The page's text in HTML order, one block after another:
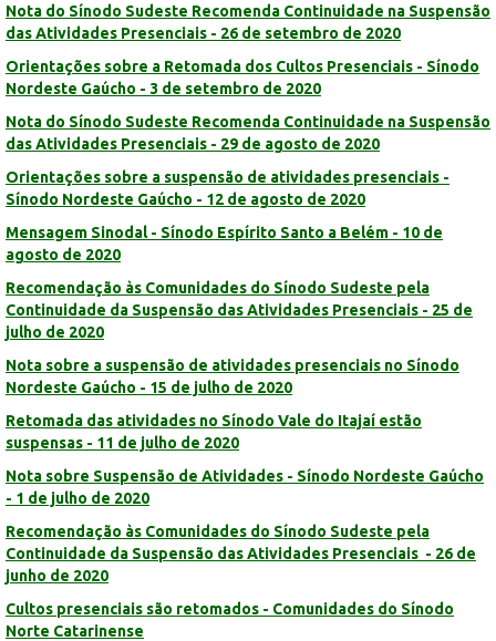
Nota do Sínodo Sudeste Recomenda Continuidade na Suspensão
das Atividades Presenciais - 26 de setembro de 2020
Orientações sobre a Retomada dos Cultos Presenciais - Sínodo
Nordeste Gaúcho - 3 de setembro de 2020
Nota do Sínodo Sudeste Recomenda Continuidade na Suspensão
das Atividades Presenciais - 29 de agosto de 2020
Orientações sobre a suspensão de atividades presenciais -
Sínodo Nordeste Gaúcho - 12 de agosto de 2020
Mensagem Sinodal - Sínodo Espírito Santo a Belém - 10 de
agosto de 2020
Recomendação às Comunidades do Sínodo Sudeste pela
Continuidade da Suspensão das Atividades Presenciais - 25 de
julho de 2020
Nota sobre a suspensão de atividades presenciais no Sínodo
Nordeste Gaúcho - 15 de julho de 2020
Retomada das atividades no Sínodo Vale do Itajaí estão
suspensas - 11 de julho de 2020
Nota sobre Suspensão de Atividades - Sínodo Nordeste Gaúcho
- 1 de julho de 2020
Recomendação às Comunidades do Sínodo Sudeste pela
Continuidade da Suspensão das Atividades Presenciais - 26 de
junho de 2020
Cultos presenciais são retomados - Comunidades do Sínodo
Norte Catarinense